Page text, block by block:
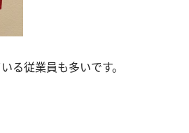
る従業員も多いです。